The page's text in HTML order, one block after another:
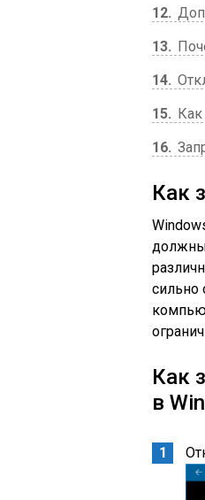
12
13
14
15
Как
16
Как
сильно
Как
в